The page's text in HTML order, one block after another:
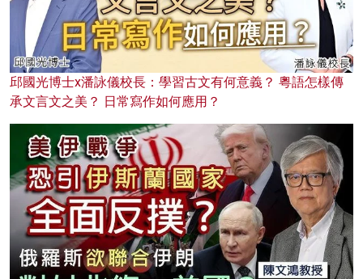
邱國光博士x潘詠儀校長：學習古文有何意義？ 粵語怎樣傳
承文言文之美？ 日常寫作如何應用？